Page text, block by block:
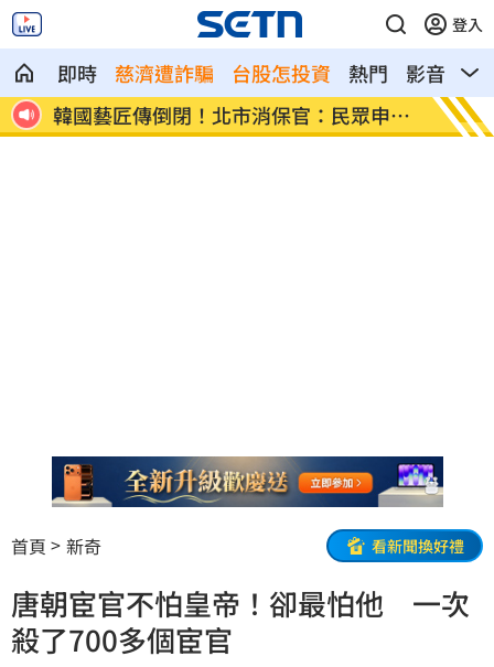
登入
即時 慈濟遭詐騙 台股怎投資 熱門 影音
熱
買
韓國藝匠傳倒閉！北市消保官：民眾申訴
了
上海
園
首頁 新奇 看新聞換好禮
唐朝宦官不怕皇帝！卻最怕他 一次
殺了700多個宦官